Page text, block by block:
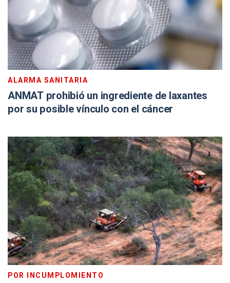
ALARMA SANITARIA
ANMAT prohibió un ingrediente de laxantes
por su posible vínculo con el cáncer
POR INCUMPLOMIENTO